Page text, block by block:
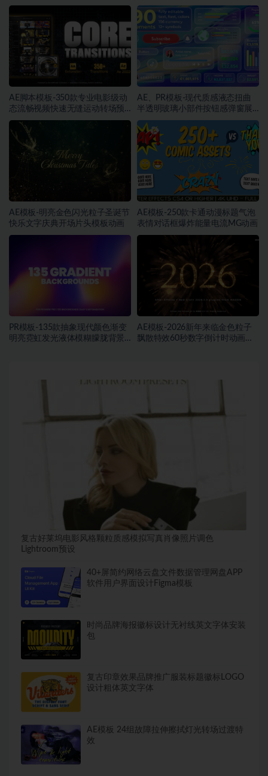
传动画
版动画
AE脚本模板-350款专业电影级动
态流畅视频快速无缝运动转场预
设
AE、PR模板-现代质感液态扭曲
半透明玻璃小部件按钮感弹窗展
示动画素材
AE模板-明亮金色闪光粒子圣诞节
快乐文字庆典开场片头模板动画
AE模板-250款卡通动漫标题气泡
表情对话框爆炸能量电流MG动画
PR模板-135款抽象现代颜色渐变
明亮霓虹发光液体模糊朦胧背景
AE模板-2026新年来临金色粒子
飘散特效60秒数字倒计时动画片
复古好莱坞电影风格颗粒质感模拟写真肖像照片调色
Lightroom预设
40+屏简约网络云盘文件数据管理网盘APP
软件用户界面设计Figma模板
时尚品牌海报徽标设计无衬线英文字体安装
包
复古印章效果品牌推广服装标题徽标LOGO
设计粗体英文字体
AE模板 24组故障拉伸擦拭灯光转场过渡特
效